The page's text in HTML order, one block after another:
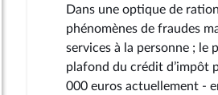
13 octobre 2024
Dans une optique de
phénomènes de fraudes
services à la personne ; le
plafond du crédit d’impôt
000 euros actuellement -